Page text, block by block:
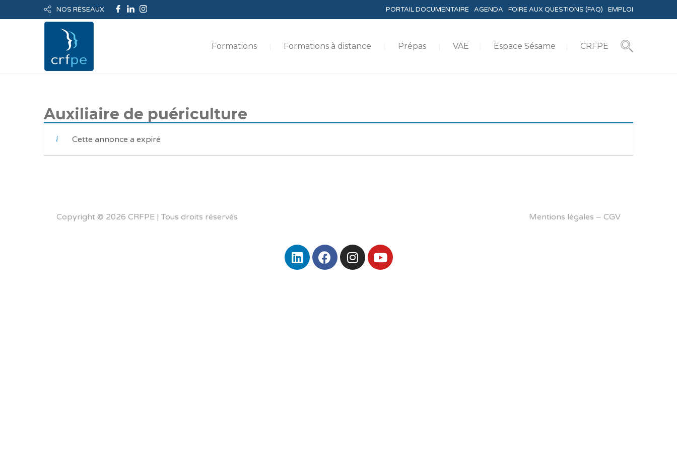
NOS RÉSEAUX EMPLOI
FOIRE AUX QUESTIONS (FAQ)
AGENDA
PORTAIL DOCUMENTAIRE
Formations Formations à distance Prépas VAE Espace Sésame CRFPE
Auxiliaire de puériculture
Cette annonce a expiré
Copyright © 2026 CRFPE | Tous droits réservés Mentions légales – CGV